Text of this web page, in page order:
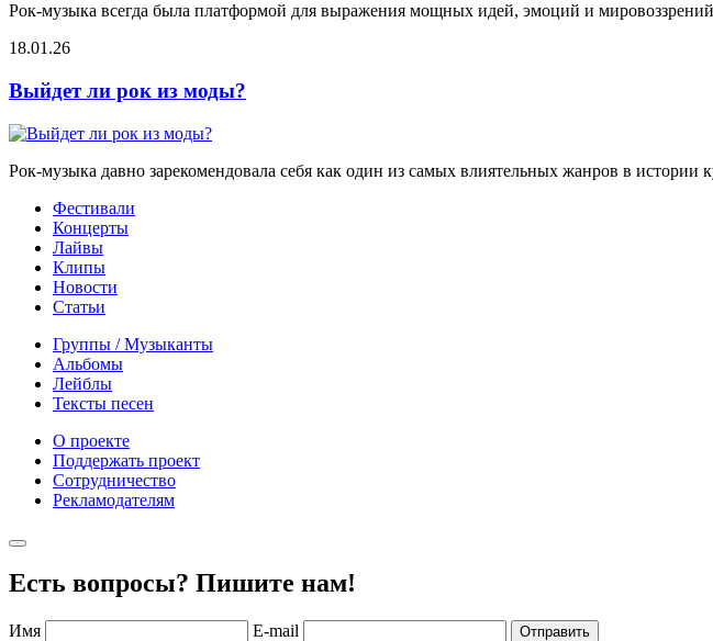
Рок-музыка всегда была платформой для выражения мощных идей, эмоций и
18.01.26
Выйдет ли рок из моды?
Рок-музыка давно зарекомендовала себя как один из самых влиятельных жанров в
Фестивали
Концерты
Лайвы
Клипы
Новости
Статьи
Группы / Музыканты
Альбомы
Лейблы
Тексты песен
О проекте
Поддержать проект
Сотрудничество
Рекламодателям
Есть вопросы? Пишите нам!
Имя E-mail